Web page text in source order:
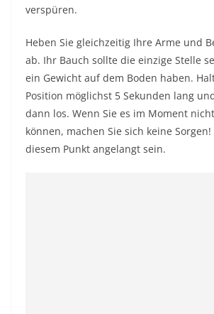
verspüren.
Heben Sie gleichzeitig Ihre Arme und
ab. Ihr Bauch sollte die einzige Stelle
ein Gewicht auf dem Boden haben.
Position möglichst 5 Sekunden lang
dann los. Wenn Sie es im Moment
können, machen Sie sich keine
diesem Punkt angelangt sein.